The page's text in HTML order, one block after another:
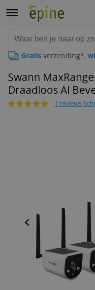
Gratis verzending*,
Swann
Draadloos AI
1 reviews